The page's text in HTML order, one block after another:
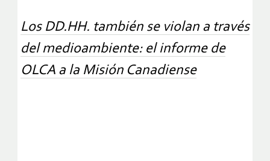
Los DD.HH. también se violan a través
del medioambiente: el informe de
OLCA a la Misión Canadiense